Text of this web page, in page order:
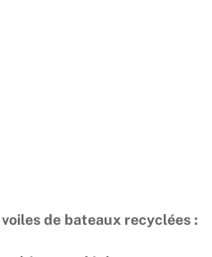
de bateaux recyclées :